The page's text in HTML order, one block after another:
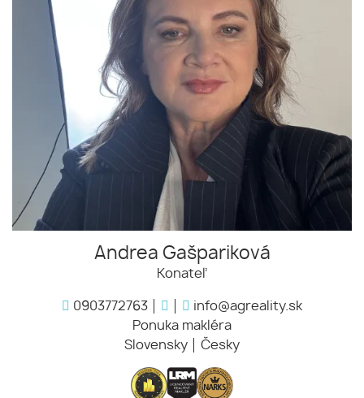
Andrea Gašpariková
Konateľ
0903772763
info@agreality.sk
Ponuka makléra
Slovensky
Česky